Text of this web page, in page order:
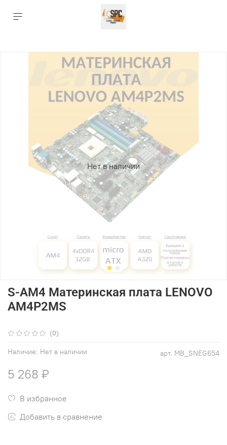
Нет в наличии
(0)
арт. MB_SNEG654
Наличие: Нет в наличии
S-AM4 Материнская плата LENOVO
AM4P2MS
5 268 ₽
В избранное
Добавить в сравнение